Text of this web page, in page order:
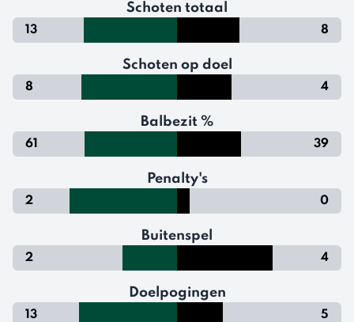
Schoten totaal
13 8
Schoten op doel
8 4
Balbezit %
61 39
Penalty's
2 0
Buitenspel
2 4
Doelpogingen
13 5